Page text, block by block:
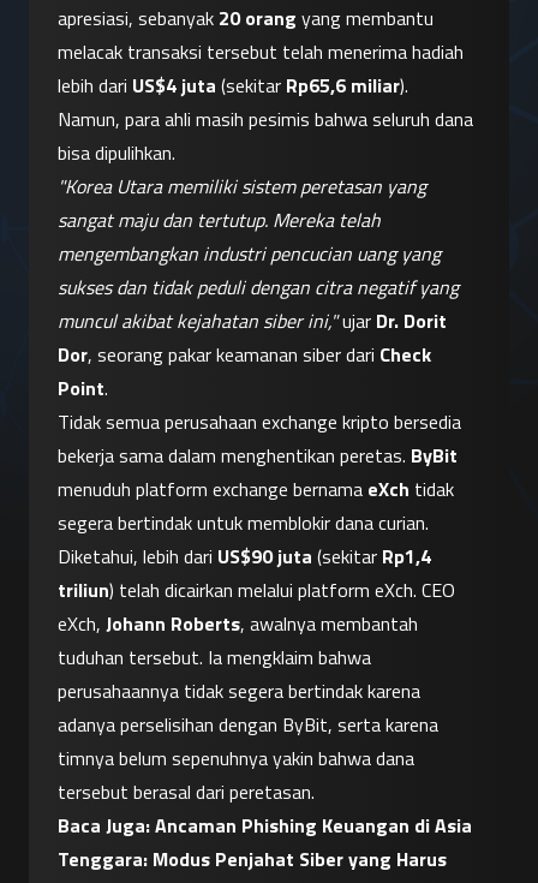
apresiasi, sebanyak 20 orang yang membantu
melacak transaksi tersebut telah menerima hadiah
lebih dari US$4 juta (sekitar Rp65,6 miliar).
Namun, para ahli masih pesimis bahwa seluruh dana
bisa dipulihkan.
"Korea Utara memiliki sistem peretasan yang
sangat maju dan tertutup. Mereka telah
mengembangkan industri pencucian uang yang
sukses dan tidak peduli dengan citra negatif yang
muncul akibat kejahatan siber ini," ujar Dr. Dorit
Dor, seorang pakar keamanan siber dari Check
Point.
Tidak semua perusahaan exchange kripto bersedia
bekerja sama dalam menghentikan peretas. ByBit
menuduh platform exchange bernama eXch tidak
segera bertindak untuk memblokir dana curian.
Diketahui, lebih dari US$90 juta (sekitar Rp1,4
triliun) telah dicairkan melalui platform eXch. CEO
eXch, Johann Roberts, awalnya membantah
tuduhan tersebut. Ia mengklaim bahwa
perusahaannya tidak segera bertindak karena
adanya perselisihan dengan ByBit, serta karena
timnya belum sepenuhnya yakin bahwa dana
tersebut berasal dari peretasan.
Baca Juga: Ancaman Phishing Keuangan di Asia
Tenggara: Modus Penjahat Siber yang Harus